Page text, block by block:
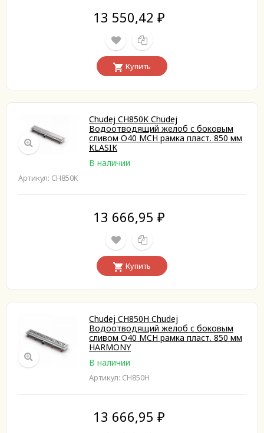
13 550,42 ₽
Купить
Chudej CH850K Chudej
Водоотводящий желоб с боковым
сливом O40 MCH рамка пласт. 850 мм
KLASIK
В наличии
Артикул: CH850K
13 666,95 ₽
Купить
Chudej CH850H Chudej
Водоотводящий желоб с боковым
сливом O40 MCH рамка пласт. 850 мм
HARMONY
В наличии
Артикул: CH850H
13 666,95 ₽